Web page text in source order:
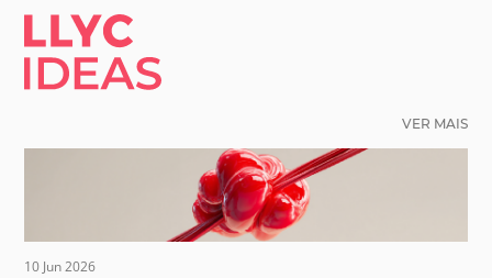
LLYC IDEAS.
VER MAIS
10 Jun 2026